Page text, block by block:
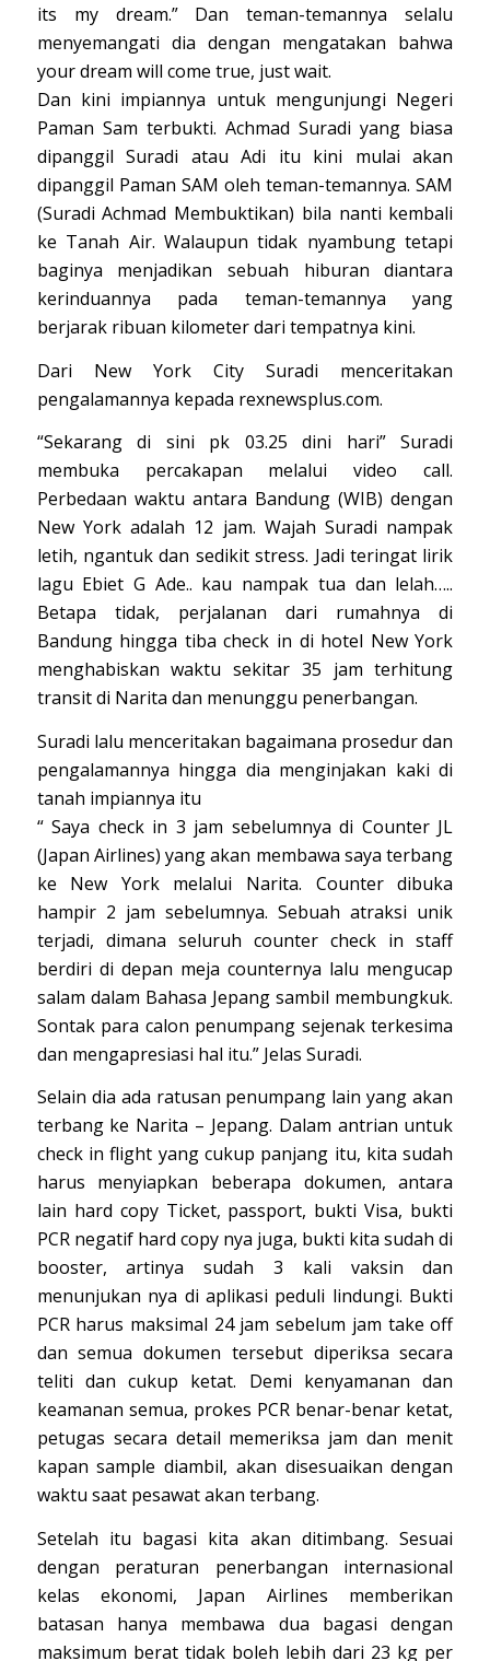
its my dream.” Dan teman-temannya selalu
menyemangati dia dengan mengatakan bahwa
your dream will come true, just wait.
Dan kini impiannya untuk mengunjungi Negeri
Paman Sam terbukti. Achmad Suradi yang biasa
dipanggil Suradi atau Adi itu kini mulai akan
dipanggil Paman SAM oleh teman-temannya. SAM
(Suradi Achmad Membuktikan) bila nanti kembali
ke Tanah Air. Walaupun tidak nyambung tetapi
baginya menjadikan sebuah hiburan diantara
kerinduannya pada teman-temannya yang
berjarak ribuan kilometer dari tempatnya kini.
Dari New York City Suradi menceritakan
pengalamannya kepada rexnewsplus.com.
“Sekarang di sini pk 03.25 dini hari” Suradi
membuka percakapan melalui video call.
Perbedaan waktu antara Bandung (WIB) dengan
New York adalah 12 jam. Wajah Suradi nampak
letih, ngantuk dan sedikit stress. Jadi teringat lirik
lagu Ebiet G Ade.. kau nampak tua dan lelah…..
Betapa tidak, perjalanan dari rumahnya di
Bandung hingga tiba check in di hotel New York
menghabiskan waktu sekitar 35 jam terhitung
transit di Narita dan menunggu penerbangan.
Suradi lalu menceritakan bagaimana prosedur dan
pengalamannya hingga dia menginjakan kaki di
tanah impiannya itu
“ Saya check in 3 jam sebelumnya di Counter JL
(Japan Airlines) yang akan membawa saya terbang
ke New York melalui Narita. Counter dibuka
hampir 2 jam sebelumnya. Sebuah atraksi unik
terjadi, dimana seluruh counter check in staff
berdiri di depan meja counternya lalu mengucap
salam dalam Bahasa Jepang sambil membungkuk.
Sontak para calon penumpang sejenak terkesima
dan mengapresiasi hal itu.” Jelas Suradi.
Selain dia ada ratusan penumpang lain yang akan
terbang ke Narita – Jepang. Dalam antrian untuk
check in flight yang cukup panjang itu, kita sudah
harus menyiapkan beberapa dokumen, antara
lain hard copy Ticket, passport, bukti Visa, bukti
PCR negatif hard copy nya juga, bukti kita sudah di
booster, artinya sudah 3 kali vaksin dan
menunjukan nya di aplikasi peduli lindungi. Bukti
PCR harus maksimal 24 jam sebelum jam take off
dan semua dokumen tersebut diperiksa secara
teliti dan cukup ketat. Demi kenyamanan dan
keamanan semua, prokes PCR benar-benar ketat,
petugas secara detail memeriksa jam dan menit
kapan sample diambil, akan disesuaikan dengan
waktu saat pesawat akan terbang.
Setelah itu bagasi kita akan ditimbang. Sesuai
dengan peraturan penerbangan internasional
kelas ekonomi, Japan Airlines memberikan
batasan hanya membawa dua bagasi dengan
maksimum berat tidak boleh lebih dari 23 kg per